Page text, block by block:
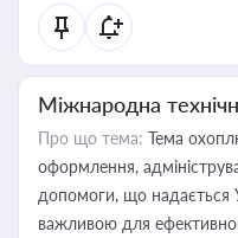
Міжнародна
Про що тема: Тема
оформлення,
допомоги, що надається
важливою для